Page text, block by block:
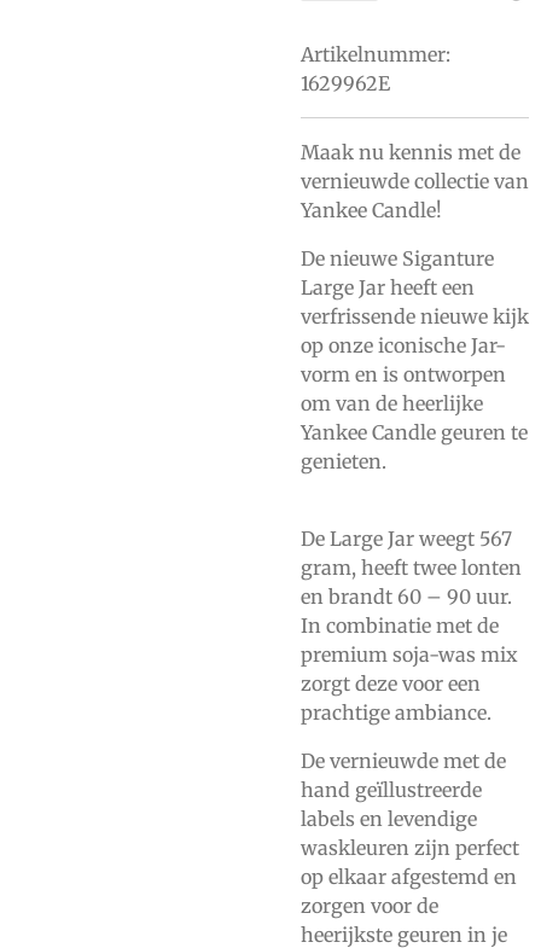
Artikelnummer:
1629962E
Maak nu kennis met de
vernieuwde collectie van
Yankee Candle!
De nieuwe Siganture
Large Jar heeft een
verfrissende nieuwe kijk
op onze iconische Jar-
vorm en is ontworpen
om van de heerlijke
Yankee Candle geuren te
genieten.
De Large Jar weegt 567
gram, heeft twee lonten
en brandt 60 – 90 uur.
In combinatie met de
premium soja-was mix
zorgt deze voor een
prachtige ambiance.
De vernieuwde met de
hand geïllustreerde
labels en levendige
waskleuren zijn perfect
op elkaar afgestemd en
zorgen voor de
heerijkste geuren in je